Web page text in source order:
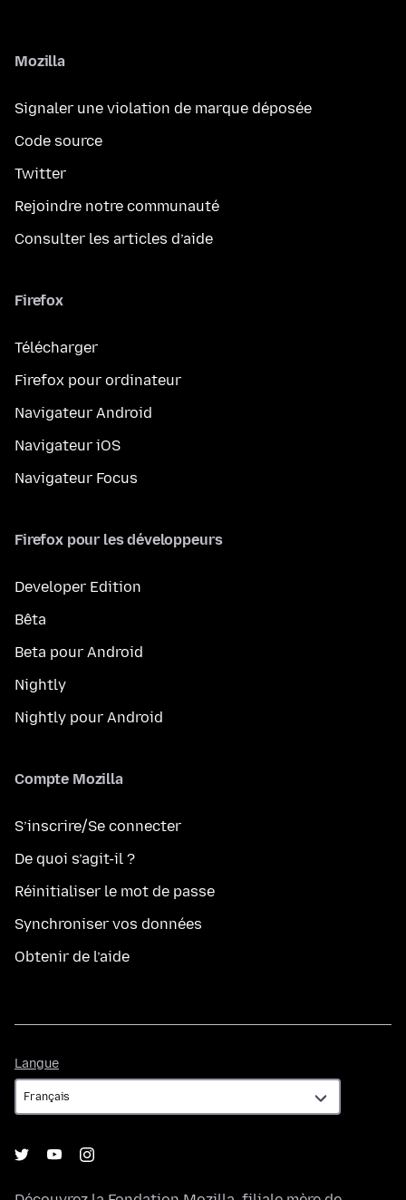
Mozilla
Signaler une violation de marque déposée
Code source
Twitter
Rejoindre notre communauté
Consulter les articles d’aide
Firefox
Télécharger
Firefox pour ordinateur
Navigateur Android
Navigateur iOS
Navigateur Focus
Firefox pour les développeurs
Developer Edition
Bêta
Beta pour Android
Nightly
Nightly pour Android
Compte Mozilla
S’inscrire/Se connecter
De quoi s’agit-il ?
Réinitialiser le mot de passe
Synchroniser vos données
Obtenir de l’aide
Langue